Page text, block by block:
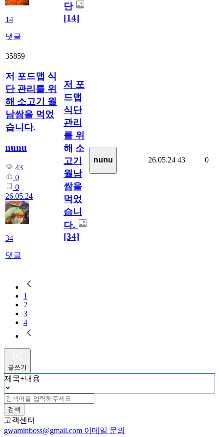
14
댓글
단
[14]
35859
저 포드맵 식
단 관리를 위
해 소고기 월
남쌈을 먹었
습니다.
nunu
43
0
0
26.05.24
34
댓글
저 포
드맵
식단
관리
를 위
해 소
고기
월남
쌈을
먹었
습니
다.
[34]
nunu 26.05.24 43 0
1
2
3
4
글쓰기
제목+내용
검색
고객센터
gwaminboss@gmail.com 이메일 문의